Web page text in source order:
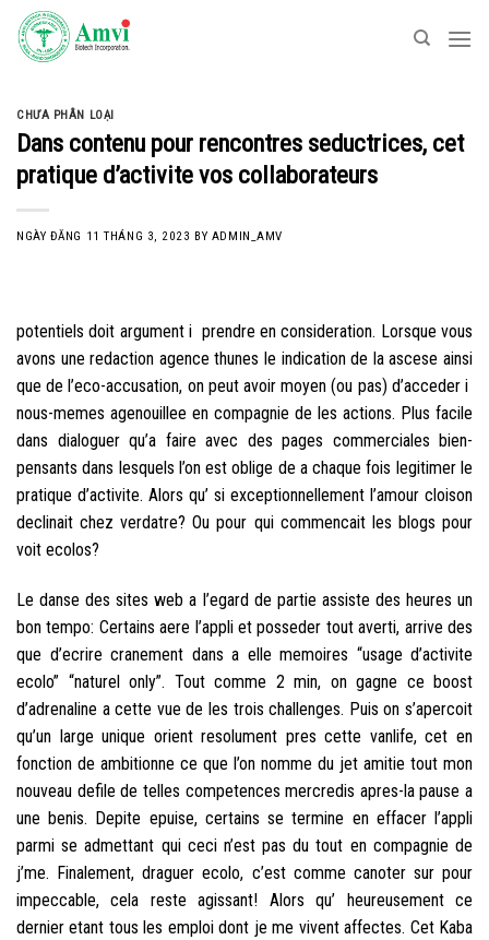
Skip
content
CHƯA PHÂN LOẠI
Dans contenu pour rencontres seductrices, cet
pratique d’activite vos collaborateurs
NGÀY ĐĂNG 11 THÁNG 3, 2023 BY ADMIN_AMV
potentiels doit argument i prendre en consideration. Lorsque vous
avons une redaction agence thunes le indication de la ascese ainsi
que de l’eco-accusation, on peut avoir moyen (ou pas) d’acceder i
nous-memes agenouillee en compagnie de les actions. Plus facile
dans dialoguer qu’a faire avec des pages commerciales bien-
pensants dans lesquels l’on est oblige de a chaque fois legitimer le
pratique d’activite. Alors qu’ si exceptionnellement l’amour cloison
declinait chez verdatre? Ou pour qui commencait les blogs pour
voit ecolos?
Le danse des sites web a l’egard de partie assiste des heures un
bon tempo: Certains aere l’appli et posseder tout averti, arrive des
que d’ecrire cranement dans a elle memoires “usage d’activite
ecolo” “naturel only”. Tout comme 2 min, on gagne ce boost
d’adrenaline a cette vue de les trois challenges. Puis on s’apercoit
qu’un large unique orient resolument pres cette vanlife, cet en
fonction de ambitionne ce que l’on nomme du jet amitie tout mon
nouveau defile de telles competences mercredis apres-la pause a
une benis. Depite epuise, certains se termine en effacer l’appli
parmi se admettant qui ceci n’est pas du tout en compagnie de
j’me. Finalement, draguer ecolo, c’est comme canoter sur pour
impeccable, cela reste agissant! Alors qu’ heureusement ce
dernier etant tous les emploi dont je me vivent affectes. Cet Kaba